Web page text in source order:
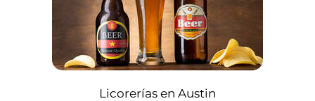
Licorerías en Austin